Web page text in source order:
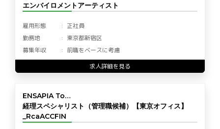
エンバイロメントアーティスト
雇用形態
正社員
勤務地
東京都新宿区
募集年収
前職をベースに考慮
求人詳細を見る
ENSAPIA To…
経理スペシャリスト（管理職候補）【東京オフィス】
_RcaACCFIN